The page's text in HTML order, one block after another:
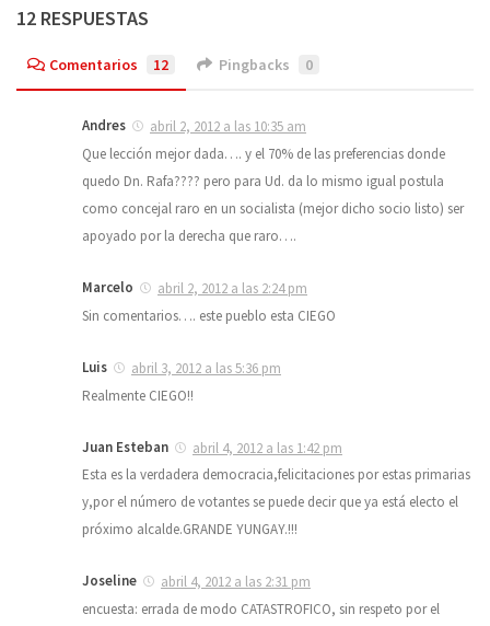
12 RESPUESTAS
Comentarios 12 Pingbacks 0
Andres
abril 2, 2012 a las 10:35 am
Que lección mejor dada…. y el 70% de las preferencias donde
quedo Dn. Rafa???? pero para Ud. da lo mismo igual postula
como concejal raro en un socialista (mejor dicho socio listo) ser
apoyado por la derecha que raro….
Marcelo
abril 2, 2012 a las 2:24 pm
Sin comentarios…. este pueblo esta CIEGO
Luis
abril 3, 2012 a las 5:36 pm
Realmente CIEGO!!
Juan Esteban
abril 4, 2012 a las 1:42 pm
Esta es la verdadera democracia,felicitaciones por estas primarias
y,por el número de votantes se puede decir que ya está electo el
próximo alcalde.GRANDE YUNGAY.!!!
Joseline
abril 4, 2012 a las 2:31 pm
encuesta: errada de modo CATASTROFICO, sin respeto por el